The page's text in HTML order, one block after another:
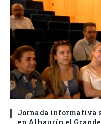
Jornada informativa